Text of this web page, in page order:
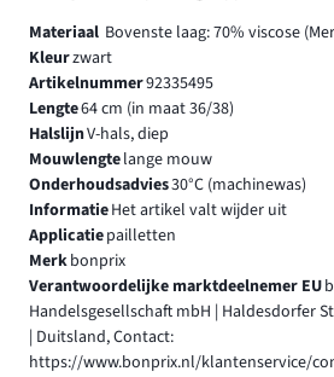
Materiaal Bovenste laag: 70% viscose
Kleurzwart
Artikelnummer92335495
Lengte64 cm (in maat 36/38)
HalslijnV-hals, diep
Mouwlengtelange mouw
Onderhoudsadvies30°C (machinewas)
InformatieHet artikel valt wijder uit
Applicatiepailletten
Merkbonprix
Verantwoordelijke marktdeelnemer EU
Handelsgesellschaft mbH | Haldesdorfer
| Duitsland, Contact:
https://www.bonprix.nl/klantenservice/